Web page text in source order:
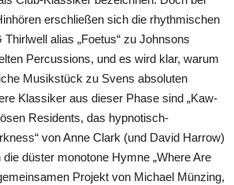
erschließen sich die rhythmischen
alias „Foetus“ zu Johnsons
Percussions, und es wird klar, warum
Musikstück zu Svens absoluten
Klassiker aus dieser Phase sind „Kaw-
Residents, das hypnotisch-
von Anne Clark (und David Harrow)
düster monotone Hymne „Where Are
Projekt von Michael Münzing,